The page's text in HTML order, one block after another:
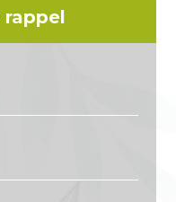
rappel